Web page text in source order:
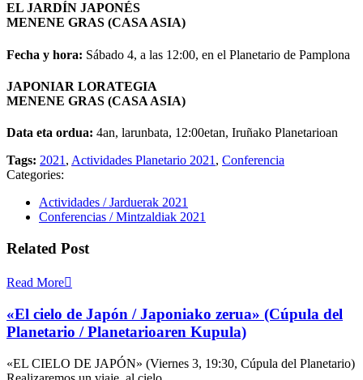
EL JARDÍN JAPONÉS
MENENE GRAS (CASA ASIA)
Fecha y hora: Sábado 4, a las 12:00, en el Planetario de Pamplona
JAPONIAR LORATEGIA
MENENE GRAS (CASA ASIA)
Data eta ordua: 4an, larunbata, 12:00etan, Iruñako Planetarioan
Tags: 2021 , Actividades Planetario 2021 , Conferencia
Categories:
Actividades / Jarduerak 2021
Conferencias / Mintzaldiak 2021
Related Post
Read More
«El cielo de Japón / Japoniako zerua» (Cúpula del
Planetario / Planetarioaren Kupula)
«EL CIELO DE JAPÓN» (Viernes 3, 19:30, Cúpula del Planetario)